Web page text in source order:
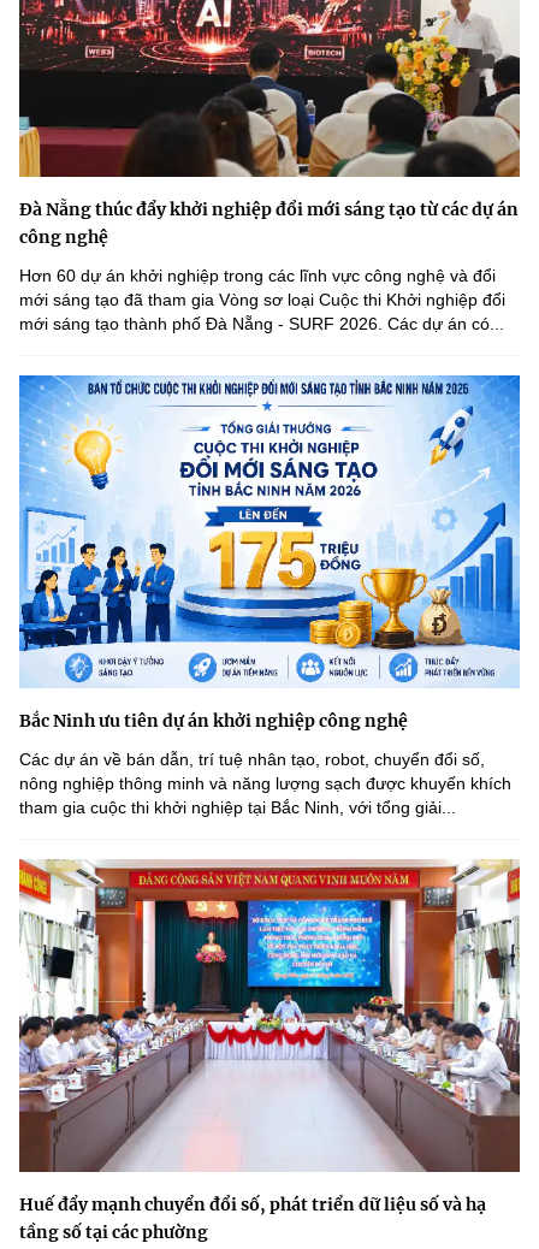
Đà Nẵng thúc đẩy khởi nghiệp đổi mới sáng tạo từ các dự án
công nghệ
Hơn 60 dự án khởi nghiệp trong các lĩnh vực công nghệ và đổi
mới sáng tạo đã tham gia Vòng sơ loại Cuộc thi Khởi nghiệp đổi
mới sáng tạo thành phố Đà Nẵng - SURF 2026. Các dự án có...
Bắc Ninh ưu tiên dự án khởi nghiệp công nghệ
Các dự án về bán dẫn, trí tuệ nhân tạo, robot, chuyển đổi số,
nông nghiệp thông minh và năng lượng sạch được khuyến khích
tham gia cuộc thi khởi nghiệp tại Bắc Ninh, với tổng giải...
Huế đẩy mạnh chuyển đổi số, phát triển dữ liệu số và hạ
tầng số tại các phường